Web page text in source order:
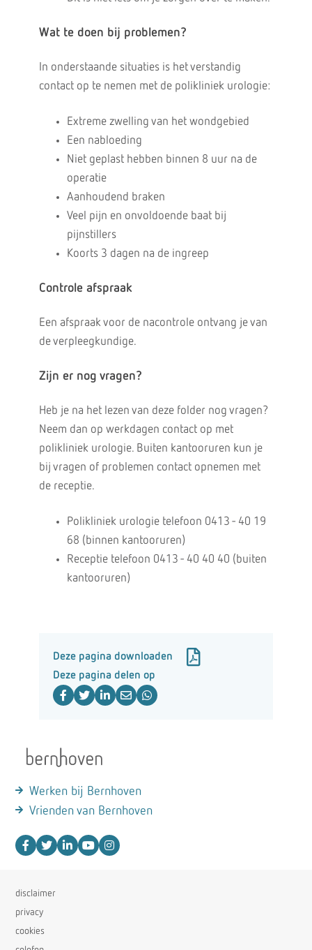
Wat te doen bij problemen?
In onderstaande situaties is het verstandig
contact op te nemen met de polikliniek urologie:
Extreme zwelling van het wondgebied
Een nabloeding
Niet geplast hebben binnen 8 uur na de
operatie
Aanhoudend braken
Veel pijn en onvoldoende baat bij
pijnstillers
Koorts 3 dagen na de ingreep
Controle afspraak
Een afspraak voor de nacontrole ontvang je van
de verpleegkundige.
Zijn er nog vragen?
Heb je na het lezen van deze folder nog vragen?
Neem dan op werkdagen contact op met
polikliniek urologie. Buiten kantooruren kun je
bij vragen of problemen contact opnemen met
de receptie.
Polikliniek urologie telefoon 0413 - 40 19
68 (binnen kantooruren)
Receptie telefoon 0413 - 40 40 40 (buiten
kantooruren)
Deze pagina downloaden
Deze pagina delen op
Werken bij Bernhoven
Vrienden van Bernhoven
disclaimer
privacy
cookies